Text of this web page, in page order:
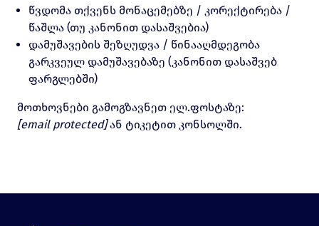
წვდომა თქვენს მონაცემებზე / კორექტირება /
წაშლა (თუ კანონით დასაშვებია)
დამუშავების შეზღუდვა / წინააღმდეგობა
გარკვეულ დამუშავებაზე (კანონით დასაშვებ
ფარგლებში)
მოთხოვნები გამოგზავნეთ ელ.ფოსტაზე:
[email protected]ან ტიკეტით კონსოლში.